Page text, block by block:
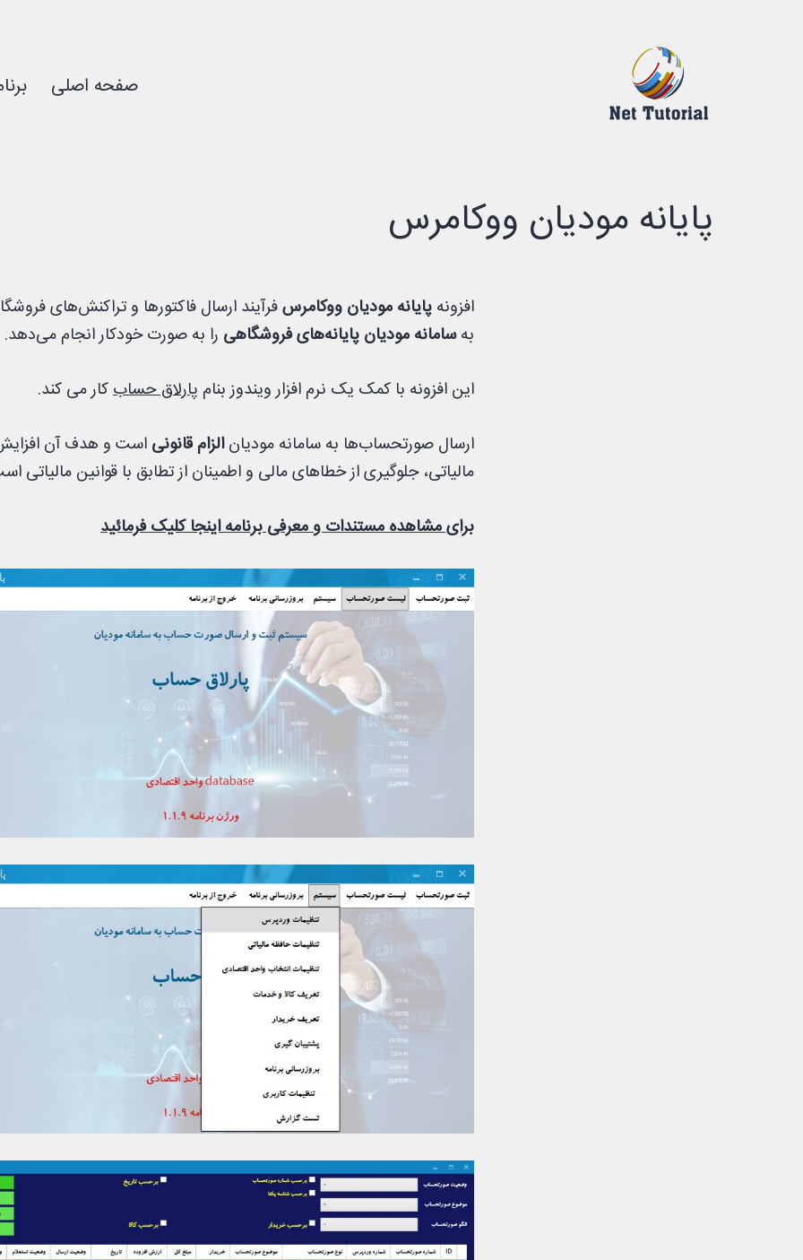
صفحه اصلی
پایانه مودیان ووکامرس
افزونه پایانه مودیان ووکامرسفرآیند ارسال فاکتورها و تراکنش‌های
بهسامانه مودیان پایانه‌های فروشگاهی را به صورت خودکار انجام می‌دهد.
این افزونه با کمک یک نرم افزار ویندوز بنام پارلاق حسابکار می کند.
ارسال صورتحساب‌ها به سامانه مودیانالزام قانونی است و هدف آن
مالیاتی، جلوگیری از خطاهای مالی و اطمینان از تطابق با قوانین مالیاتی
برای مشاهده مستندات و معرفی برنامه اینجا کلیک فرمائید